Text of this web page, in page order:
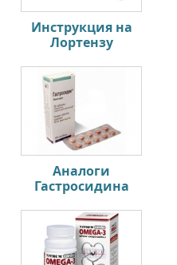
Инструкция на
Лортензу
Аналоги
Гастросидина